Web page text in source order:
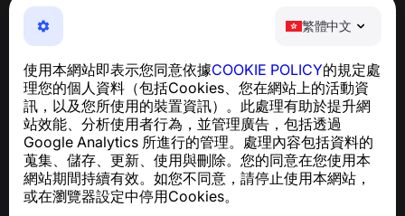
繁體中文
使用本網站即表示您同意依據COOKIE POLICY的規定處
理您的個人資料（包括Cookies、您在網站上的活動資
訊，以及您所使用的裝置資訊）。此處理有助於提升網
站效能、分析使用者行為，並管理廣告，包括透過
Google Analytics 所進行的管理。處理內容包括資料的
蒐集、儲存、更新、使用與刪除。您的同意在您使用本
網站期間持續有效。如您不同意，請停止使用本網站，
或在瀏覽器設定中停用Cookies。
NumBuster © 2013—2026 ·
support@numbuster.com
及騷擾內容
關於 GDPR 合規的諮詢：support@numbuster.com
說明中心
新聞與文章
關於專案
聯絡方式